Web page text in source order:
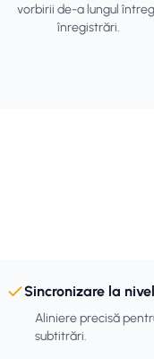
vorbirii de-a lungul
înregistrări.
Sincronizare la
Aliniere precisă
subtitrări.